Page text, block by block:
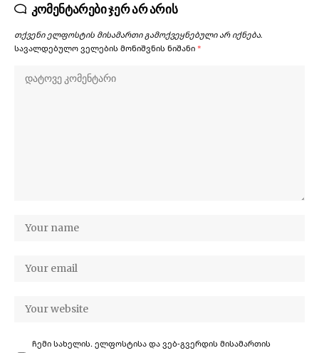
კომენტარები ჯერ არ არის
თქვენი ელფოსტის მისამართი გამოქვეყნებული არ იქნება.
სავალდებულო ველების მონიშვნის ნიშანი *
ჩემი სახელის. ელფოსტისა და ვებ-გვერდის მისამართის